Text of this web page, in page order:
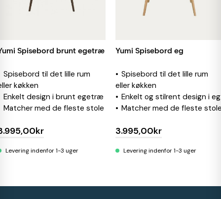
Spisebord brunt egetræ
Spisebord til det lille rum
køkken
Enkelt design i brunt egetræ
Matcher med de fleste stole
Levering indenfor 1-3 uger
Yumi Spisebord eg
Spisebord til det lille rum
eller køkken
Enkelt og stilrent design i eg
Matcher med de fleste
3.995,00kr
Levering indenfor 1-3 uger